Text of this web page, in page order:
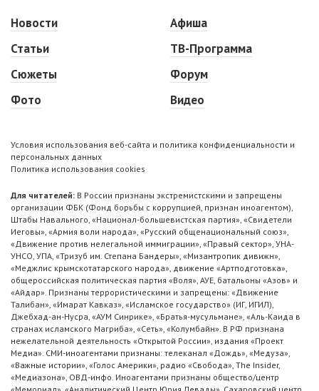
Новости
Статьи
Сюжеты
Фото
Афиша
ТВ-Программа
Форум
Видео
Условия использования веб-сайта и политика конфиденциальности и
персональных данных
Политика использования cookies
Для читателей: В России признаны экстремистскими и запрещены
организации ФБК (Фонд борьбы с коррупцией, признан иноагентом),
Штабы Навального, «Национал-большевистская партия», «Свидетели
Иеговы», «Армия воли народа», «Русский общенациональный союз»,
«Движение против нелегальной иммиграции», «Правый сектор», УНА-
УНСО, УПА, «Тризуб им. Степана Бандеры», «Мизантропик дивижн»,
«Меджлис крымскотатарского народа», движение «Артподготовка»,
общероссийская политическая партия «Воля», АУЕ, батальоны «Азов» и
«Айдар». Признаны террористическими и запрещены: «Движение
Талибан», «Имарат Кавказ», «Исламское государство» (ИГ, ИГИЛ),
Джебхад-ан-Нусра, «АУМ Синрике», «Братья-мусульмане», «Аль-Каида в
странах исламского Магриба», «Сеть», «Колумбайн». В РФ признана
нежелательной деятельность «Открытой России», издания «Проект
Медиа». СМИ-иноагентами признаны: телеканал «Дождь», «Медуза»,
«Важные истории», «Голос Америки», радио «Свобода», The Insider,
«Медиазона», ОВД-инфо. Иноагентами признаны общество/центр